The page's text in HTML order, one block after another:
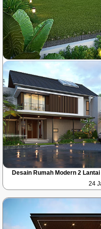
Desain Rumah Modern 2
24